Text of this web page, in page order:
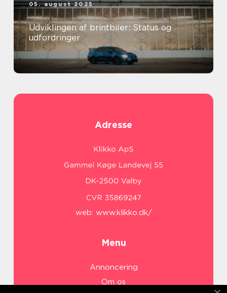
05. august 2025
Udviklingen af brintbiler: Status og
udfordringer
Adresse
web: www.klikko.dk/
Menu
Annoncering
Om os